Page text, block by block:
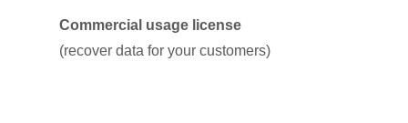
Commercial usage license
(recover data for your customers)